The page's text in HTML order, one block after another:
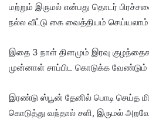
மற்றும் இருமல் என்பது தொடர்
நல்ல வீட்டு கை வைத்தியம் செய்யலாம்
இதை 3 நாள் தினமும் இரவு
முன்னாள் சாப்பிட கொடுக்க வேண்டும்
இரண்டு ஸ்பூன் தேனில் பொடி செய்த
கொடுத்து வந்தால் சளி, இருமல்